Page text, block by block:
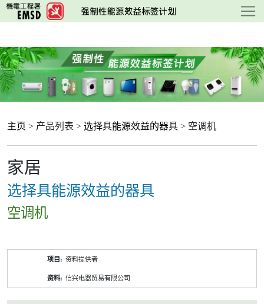
跳
至
要
内
容
主页 > 产品列表 > 选择具能源效益的器具 > 空调机
家居
选择具能源效益的器具
空调机
资料提供者
信兴电器贸易有限公司